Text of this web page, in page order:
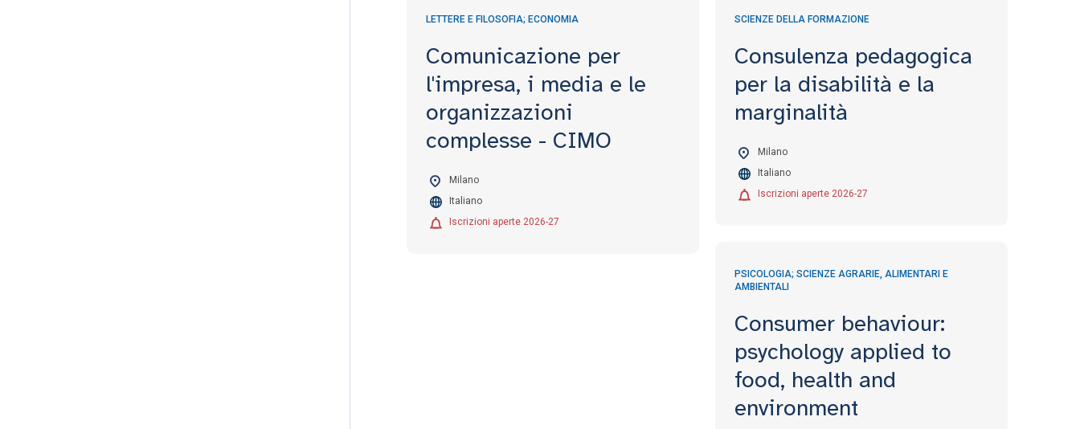
LETTERE E FILOSOFIA; ECONOMIA
Comunicazione per
l'impresa, i media e le
organizzazioni
complesse - CIMO
Milano
Italiano
Iscrizioni aperte 2026-27
SCIENZE DELLA FORMAZIONE
Consulenza pedagogica
per la disabilità e la
marginalità
Milano
Italiano
Iscrizioni aperte 2026-27
PSICOLOGIA; SCIENZE AGRARIE, ALIMENTARI E
AMBIENTALI
Consumer behaviour:
psychology applied to
food, health and
environment